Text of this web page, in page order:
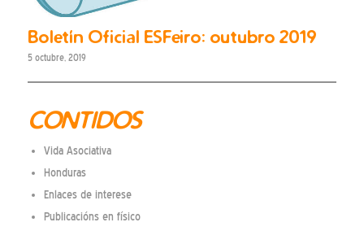
Boletín Oficial ESFeiro: outubro 2019
5 octubre, 2019
CONTIDOS
Vida Asociativa
Honduras
Enlaces de interese
Publicacións en físico